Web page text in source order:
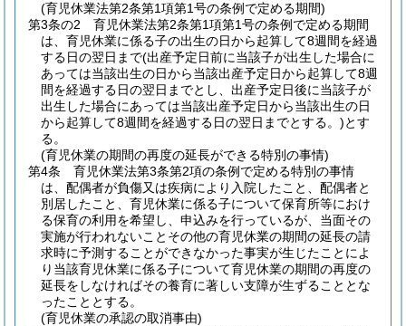
(育児休業法第2条第1項第1号の条例で定める期間)
第3条の2
育児休業法第2条第1項第1号の条例で定める期間
は、育児休業に係る子の出生の日から起算して8週間を経過
する日の翌日まで(出産予定日前に当該子が出生した場合に
あっては当該出生の日から当該出産予定日から起算して8週
間を経過する日の翌日までとし、出産予定日後に当該子が
出生した場合にあっては当該出産予定日から当該出生の日
から起算して8週間を経過する日の翌日までとする。)とす
る。
(育児休業の期間の再度の延長ができる特別の事情)
第4条
育児休業法第3条第2項の条例で定める特別の事情
は、配偶者が負傷又は疾病により入院したこと、配偶者と
別居したこと、育児休業に係る子について保育所等におけ
る保育の利用を希望し、申込みを行っているが、当面その
実施が行われないことその他の育児休業の期間の延長の請
求時に予測することができなかった事実が生じたことによ
り当該育児休業に係る子について育児休業の期間の再度の
延長をしなければその養育に著しい支障が生ずることとな
ったこととする。
(育児休業の承認の取消事由)